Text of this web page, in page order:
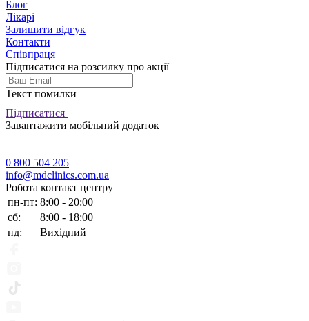
Блог
Лікарі
Залишити відгук
Контакти
Співпраця
Підписатися на розсилку про акції
Текст помилки
Підписатися
Завантажити мобільний додаток
0 800 504 205
info@mdclinics.com.ua
Робота контакт центру
пн-пт: 8:00 - 20:00
сб:
8:00 - 18:00
нд:
Вихідний